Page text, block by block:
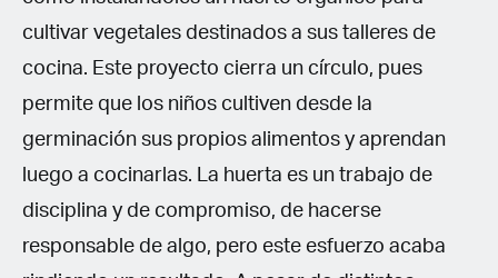
cultivar vegetales destinados a sus talleres de
cocina. Este proyecto cierra un círculo, pues
permite que los niños cultiven desde la
germinación sus propios alimentos y aprendan
luego a cocinarlas. La huerta es un trabajo de
disciplina y de compromiso, de hacerse
responsable de algo, pero este esfuerzo acaba